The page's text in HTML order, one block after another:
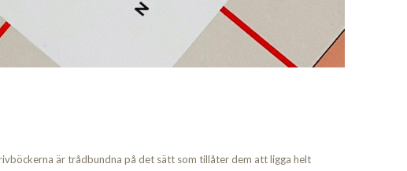
är trådbundna på det sätt som tillåter dem att ligga helt